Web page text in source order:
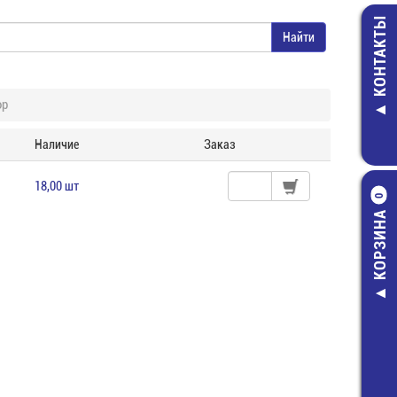
КОНТАКТЫ
КОРЗИНА
0
Наличие Заказ
18,00 шт